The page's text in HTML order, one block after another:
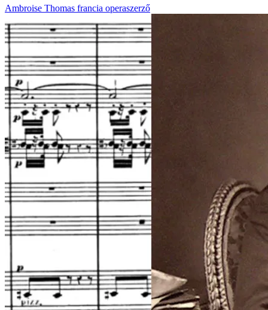
Ambroise Thomas francia operaszerző